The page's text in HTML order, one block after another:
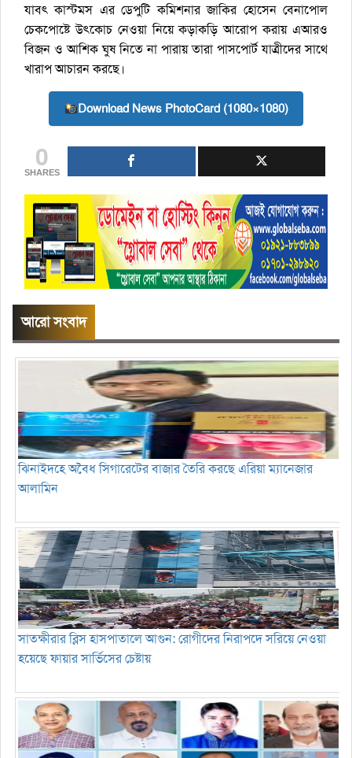
যাবৎ কাস্টমস এর ডেপুটি কমিশনার জাকির হোসেন বেনাপোল
চেকপোষ্টে উৎকোচ নেওয়া নিয়ে কড়াকড়ি আরোপ করায় এআরও
বিজন ও আশিক ঘুষ নিতে না পারায় তারা পাসপোর্ট যাত্রীদের সাথে
খারাপ আচারন করছে।
Download News PhotoCard (1080×1080)
0
SHARES
আরো সংবাদ
ঝিনাইদহে অবৈধ সিগারেটের বাজার তৈরি করছে এরিয়া ম্যানেজার
আলামিন
সাতক্ষীরার ব্লিস হাসপাতালে আগুন: রোগীদের নিরাপদে সরিয়ে নেওয়া
হয়েছে ফায়ার সার্ভিসের চেষ্টায়